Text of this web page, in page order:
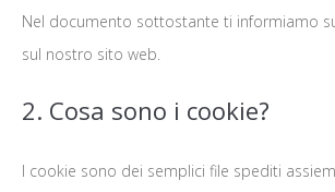
Nel documento sottostante ti informiamo
sul nostro sito web.
2. Cosa sono i cookie?
I cookie sono dei semplici file spediti